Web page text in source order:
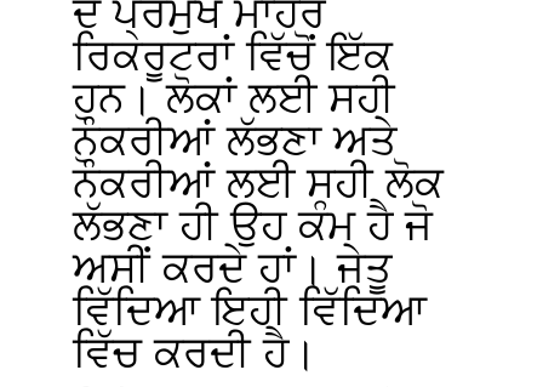
ਦੇ ਪ੍ਰਮੁੱਖ ਮਾਹਰ
ਰਿਕਰੂਟਰਾਂ ਵਿੱਚੋਂ ਇੱਕ
ਹਨ। ਲੋਕਾਂ ਲਈ ਸਹੀ
ਨੌਕਰੀਆਂ ਲੱਭਣਾ ਅਤੇ
ਨੌਕਰੀਆਂ ਲਈ ਸਹੀ ਲੋਕ
ਲੱਭਣਾ ਹੀ ਉਹ ਕੰਮ ਹੈ ਜੋ
ਅਸੀਂ ਕਰਦੇ ਹਾਂ। ਜੇਤੂ
ਵਿੱਦਿਆ ਇਹੀ ਵਿੱਦਿਆ
ਵਿੱਚ ਕਰਦੀ ਹੈ।